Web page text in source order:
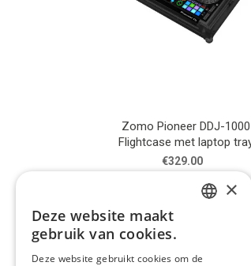
Zomo Pioneer DDJ-1000
Flightcase met laptop
€329.00
×
Deze website maakt
gebruik van cookies.
Deze website gebruikt cookies om de